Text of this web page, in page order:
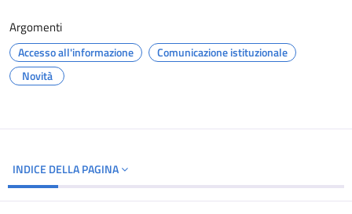
Argomenti
Accesso all'informazione
Comunicazione istituzionale
Novità
INDICE DELLA PAGINA